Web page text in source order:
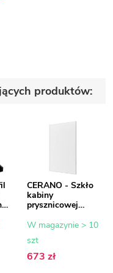
produktów:
CERANO - Szkło
kabiny
prysznicowej
szkło mrożone -
W magazynie > 10
szt
673 zł